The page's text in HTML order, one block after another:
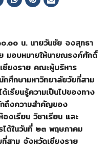
.๐๐ น. นายวันชัย จงสุทธา
มอบหมายให้นายณรงค์ศักดิ์
ชียงราย คณะผู้บริหาร
ศึกษามหาวิทยาลัยวัยที่สาม
เรียนรู้ความเป็นไปของทาง
กถึงความสำคัญของ
งเรียน วิชาเรียน และ
ได้ในวันที่ ๒๓ พฤษภาคม
สาม จังหวัดเชียงราย